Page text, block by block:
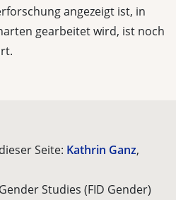
angezeigt ist, in
gearbeitet wird, ist noch
Seite: Kathrin Ganz,
Studies (FID Gender)